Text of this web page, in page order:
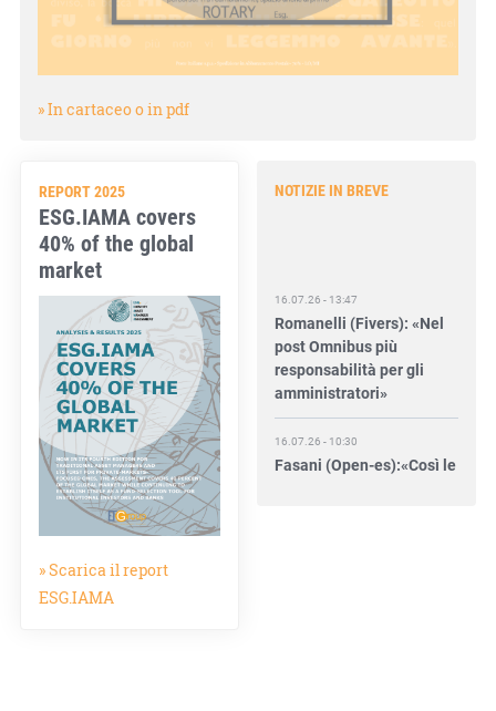
» In cartaceo o in pdf
REPORT 2025
ESG.IAMA covers
40% of the global
market
» Scarica il report
ESG.IAMA
NOTIZIE IN BREVE
Romanelli (Fivers): «Nel
post Omnibus più
responsabilità per gli
amministratori»
Fasani (Open-es):«Così le
filiere aiutano a collegare